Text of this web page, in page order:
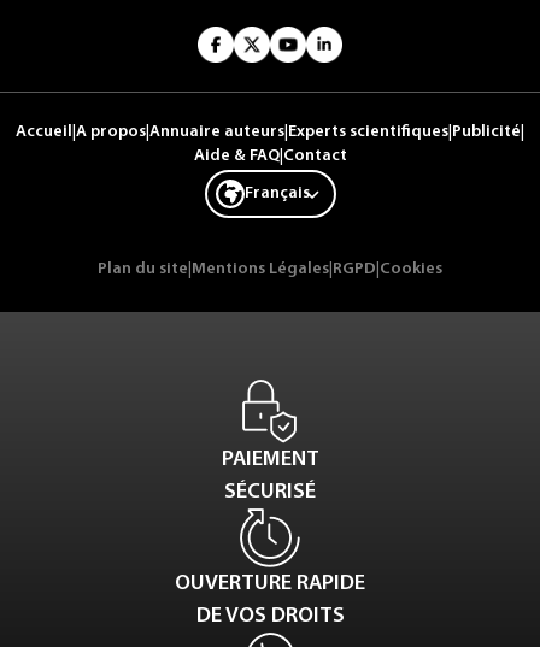
Accueil A propos Annuaire auteurs Experts scientifiques Publicité
Aide & FAQ| Contact
Français
Plan du site Mentions Légales RGPD Cookies
PAIEMENT
SÉCURISÉ
OUVERTURE RAPIDE
DE VOS DROITS